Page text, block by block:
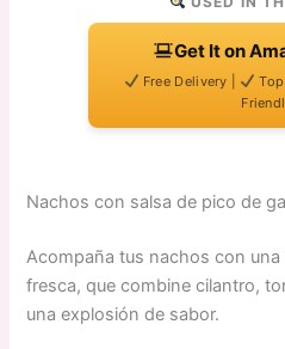
Get It on
Free Delivery |
Nachos con salsa de pico de
Acompaña tus nachos con una
fresca, que combine cilantro,
una explosión de sabor.